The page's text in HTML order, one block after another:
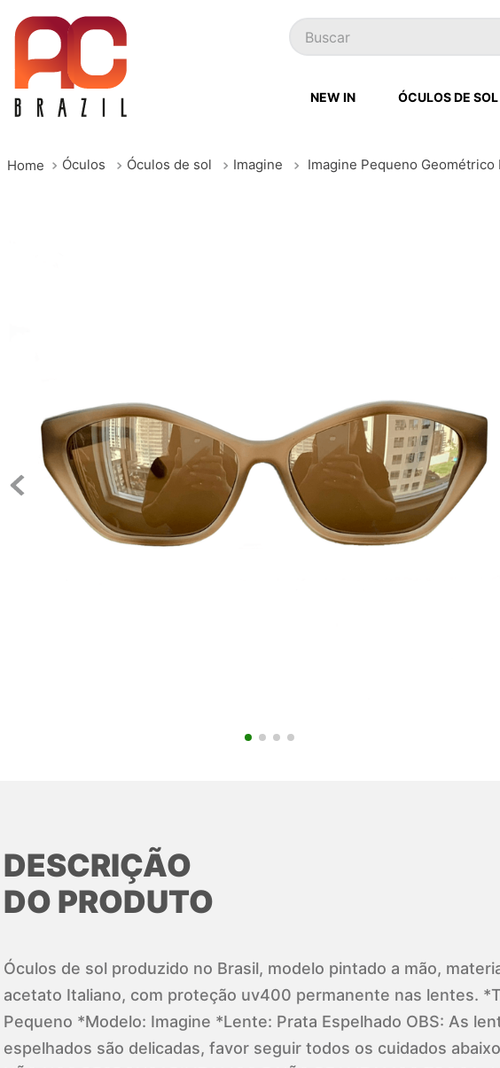
Buscar
NEW IN ÓCULOS DE SOL
Óculos Óculos de sol Imagine Imagine Pequeno Geométrico
DESCRIÇÃO
DO PRODUTO
Óculos de sol produzido no Brasil, modelo pintado a mão,
acetato Italiano, com proteção uv400 permanente nas lentes.
Pequeno *Modelo: Imagine *Lente: Prata Espelhado OBS: As
espelhados são delicadas, favor seguir todos os cuidados